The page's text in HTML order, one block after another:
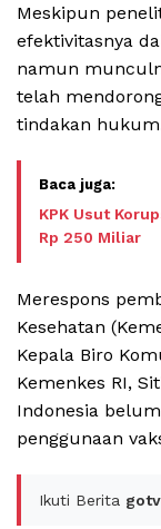
Meskipun
efektivitasnya
namun
telah
tindakan
KPK Usut
Rp 250 Miliar
Merespons
Kesehatan
Kepala Biro
Kemenkes RI,
Indonesia
penggunaan
Ikuti Berita